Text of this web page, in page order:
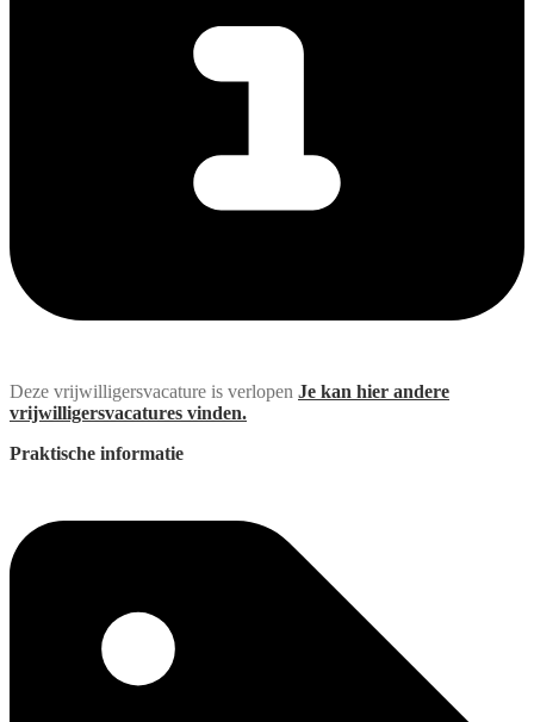
Deze vrijwilligersvacature is verlopen Je kan hier andere
vrijwilligersvacatures vinden.
Praktische informatie